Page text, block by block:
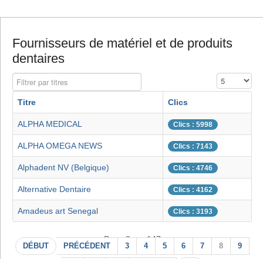
Fournisseurs de matériel et de produits
dentaires
Filtrer par titres Affichage #
Titre Clics
ALPHA MEDICAL Clics : 5998
ALPHA OMEGA NEWS Clics : 7143
Alphadent NV (Belgique) Clics : 4746
Alternative Dentaire Clics : 4162
Amadeus art Senegal Clics : 3193
Page 8 sur 147
DÉBUT PRÉCÉDENT 3 4 5 6 7 8 9